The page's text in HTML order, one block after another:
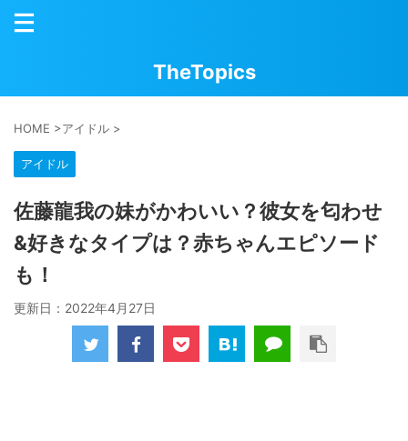
TheTopics
HOME >アイドル >
アイドル
佐藤龍我の妹がかわいい？彼女を匂わせ
&好きなタイプは？赤ちゃんエピソード
も！
更新日： 2022年4月27日